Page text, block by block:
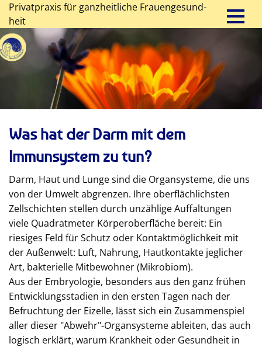
Privatpraxis für ganz­heit­liche Frauen­gesund­
heit
Was hat der Darm mit dem
Immunsystem zu tun?
Darm, Haut und Lunge sind die Organsysteme, die uns
von der Umwelt abgrenzen. Ihre oberflächlichsten
Zellschichten stellen durch unzählige Auffaltungen
viele Quadratmeter Körperoberfläche bereit: Ein
riesiges Feld für Schutz oder Kontaktmöglichkeit mit
der Außenwelt: Luft, Nahrung, Hautkontakte jeglicher
Art, bakterielle Mitbewohner (Mikrobiom).
Aus der Embryologie, besonders aus den ganz frühen
Entwicklungsstadien in den ersten Tagen nach der
Befruchtung der Eizelle, lässt sich ein Zusammenspiel
aller dieser "Abwehr"-Organsysteme ableiten, das auch
logisch erklärt, warum Krankheit oder Gesundheit in